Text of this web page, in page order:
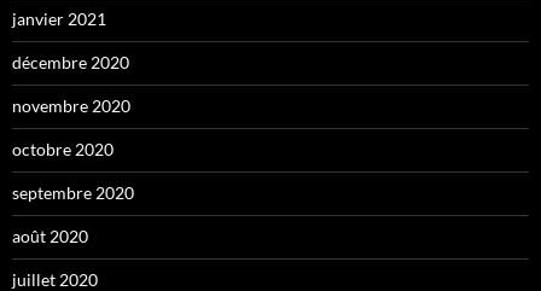
janvier 2021
décembre 2020
novembre 2020
octobre 2020
septembre 2020
août 2020
juillet 2020